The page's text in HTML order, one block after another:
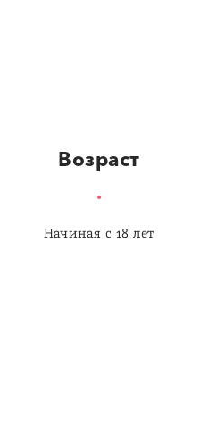
Возраст
Начиная с 18 лет